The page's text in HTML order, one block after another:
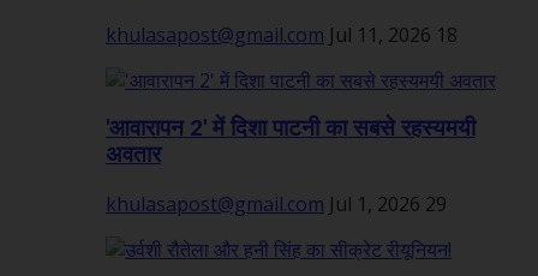
khulasapost@gmail.com Jul 11, 2026 18
'आवारापन 2' में दिशा पाटनी का सबसे रहस्यमयी
अवतार
khulasapost@gmail.com Jul 1, 2026 29